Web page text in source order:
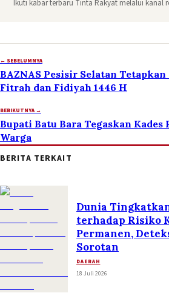
Ikuti kabar terbaru Tinta Rakyat melalui kanal
← SEBELUMNYA
BAZNAS Pesisir Selatan
Fitrah dan Fidiyah 1446 H
BERIKUTNYA →
Bupati Batu Bara Tegaskan
Warga
BERITA TERKAIT
Dunia
terhadap Risiko
Permanen,
Sorotan
DAERAH
18 Juli 2026